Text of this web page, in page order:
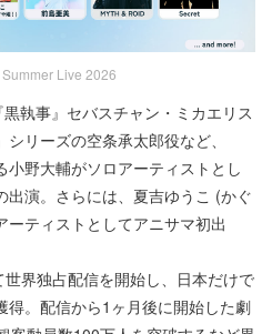
Live 2026
執事』セバスチャン・ミカエリス
リーズの空条承太郎役など、
野大輔がソロアーティストとし
演。さらには、夏吉ゆうこ (かぐ
ティストとしてアニサマ初出
世界独占配信を開始し、日本だけで
得。配信から1ヶ月後に開始した劇